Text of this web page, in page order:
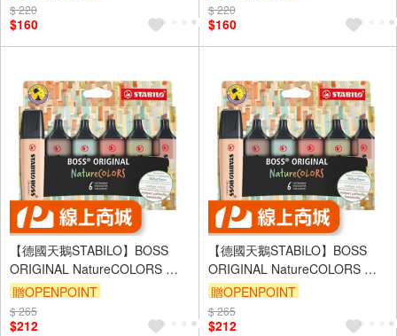
$ 220
$160
$ 220
$160
【德國天鵝STABILO】BOSS
ORIGINAL NatureCOLORS 波
士經典螢光筆 低飽/暖色/冷色
(組)暖色5色(ST70/5-02-1-20)
贈OPENPOINT
$ 265
$212
【德國天鵝STABILO】BOSS
ORIGINAL NatureCOLORS 波
士經典螢光筆 低飽/暖色/冷色
(組)冷色5色(ST70/5-02-2-20)
贈OPENPOINT
$ 265
$212